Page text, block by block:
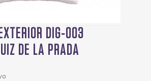
DIG-003
DE LA PRADA